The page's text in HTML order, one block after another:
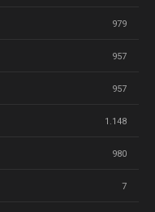
979
957
957
1.148
980
7